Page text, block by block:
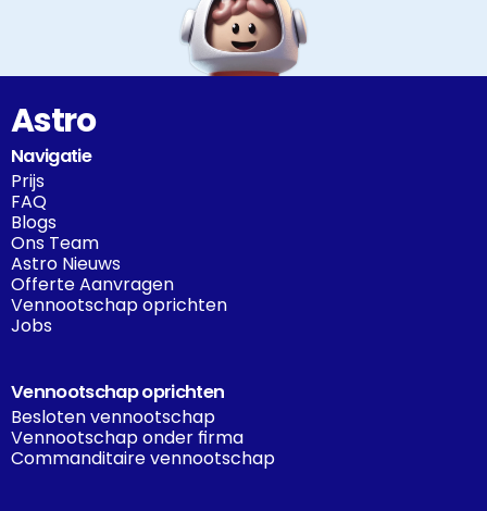
Astro
Navigatie
Prijs
FAQ
Blogs
Ons Team
Astro Nieuws
Offerte Aanvragen
Vennootschap oprichten
Jobs
Vennootschap oprichten
Besloten vennootschap
Vennootschap onder firma
Commanditaire vennootschap